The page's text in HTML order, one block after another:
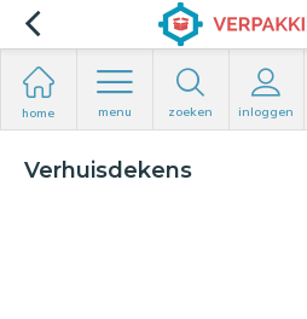
home menu zoeken inloggen
Verhuisdekens